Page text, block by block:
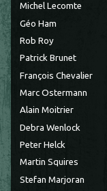
Michel Lecomte
Géo Ham
Rob Roy
Patrick Brunet
François Chevalier
Marc Ostermann
Alain Moitrier
Debra Wenlock
Peter Helck
Martin Squires
Stefan Marjoran